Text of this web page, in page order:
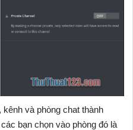
và phòng chat thành
bạn chọn vào phòng đó là